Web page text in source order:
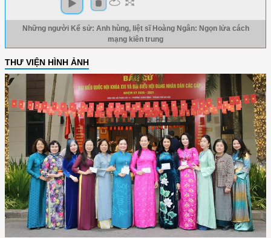
Những người Kể sử: Anh hùng, liệt sĩ Hoàng Ngân: Ngọn lửa cách
mạng kiên trung
THƯ VIỆN HÌNH ẢNH